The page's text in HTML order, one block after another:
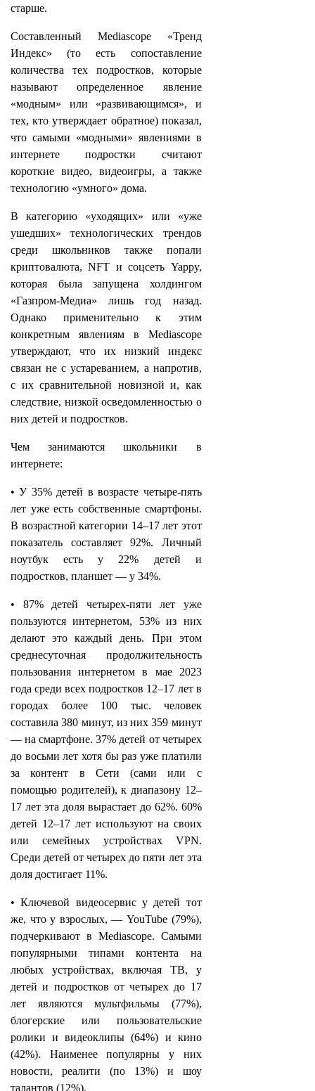
старше.
Составленный Mediascope «Тренд
Индекс» (то есть сопоставление
количества тех подростков, которые
называют определенное явление
«модным» или «развивающимся», и
тех, кто утверждает обратное) показал,
что самыми «модными» явлениями в
интернете подростки считают
короткие видео, видеоигры, а также
технологию «умного» дома.
В категорию «уходящих» или «уже
ушедших» технологических трендов
среди школьников также попали
криптовалюта, NFT и соцсеть Yappy,
которая была запущена холдингом
«Газпром-Медиа» лишь год назад.
Однако применительно к этим
конкретным явлениям в Mediascope
утверждают, что их низкий индекс
связан не с устареванием, а напротив,
с их сравнительной новизной и, как
следствие, низкой осведомленностью о
них детей и подростков.
Чем занимаются школьники в
интернете:
• У 35% детей в возрасте четыре-пять
лет уже есть собственные смартфоны.
В возрастной категории 14–17 лет этот
показатель составляет 92%. Личный
ноутбук есть у 22% детей и
подростков, планшет — у 34%.
• 87% детей четырех-пяти лет уже
пользуются интернетом, 53% из них
делают это каждый день. При этом
cреднесуточная продолжительность
пользования интернетом в мае 2023
года среди всех подростков 12–17 лет в
городах более 100 тыс. человек
составила 380 минут, из них 359 минут
— на смартфоне. 37% детей от четырех
до восьми лет хотя бы раз уже платили
за контент в Сети (сами или с
помощью родителей), к диапазону 12–
17 лет эта доля вырастает до 62%. 60%
детей 12–17 лет используют на своих
или семейных устройствах VPN.
Среди детей от четырех до пяти лет эта
доля достигает 11%.
• Ключевой видеосервис у детей тот
же, что у взрослых, — YouTube (79%),
подчеркивают в Mediascope. Самыми
популярными типами контента на
любых устройствах, включая ТВ, у
детей и подростков от четырех до 17
лет являются мультфильмы (77%),
блогерские или пользовательские
ролики и видеоклипы (64%) и кино
(42%). Наименее популярны у них
новости, реалити (по 13%) и шоу
талантов (12%).